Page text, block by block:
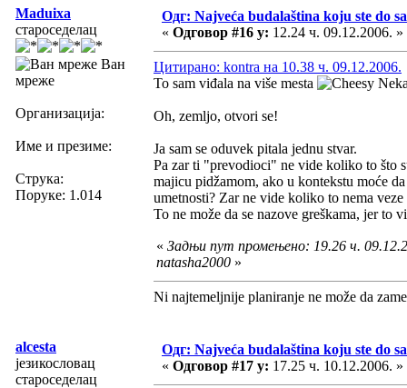
Maduixa
староседелац
Ван
мреже
Организација:
Име и презиме:
Струка:
Поруке: 1.014
Одг: Najveća budalaština koju ste do
« Одговор #16 у: 12.24 ч. 09.12.2006. »
Цитирано: kontra на 10.38 ч. 09.12.2006.
To sam viđala na više mesta
Oh, zemljo, otvori se!
Ja sam se oduvek pitala jednu stvar.
Pa zar ti "prevodioci" ne vide koliko to što
majicu pidžamom, ako u kontekstu moće
umetnosti? Zar ne vide koliko to nema veze
To ne može da se nazove greškama, jer to
« Задњи пут промењено: 19.26 ч.
natasha2000 »
Ni najtemeljnije planiranje ne može da
alcesta
језикословац
староседелац
Одг: Najveća budalaština koju ste do
« Одговор #17 у: 17.25 ч. 10.12.2006. »